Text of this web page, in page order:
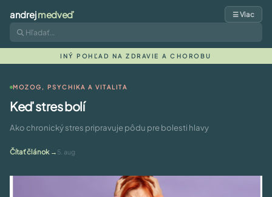
andrejmedveď ☰ Viac
INÝ POHĽAD NA ZDRAVIE A CHOROBU
MOZOG, PSYCHIKA A VITALITA
Keď stres bolí
Ako chronický stres pripravuje pôdu pre bolesti hlavy
Čítať článok 5. aug